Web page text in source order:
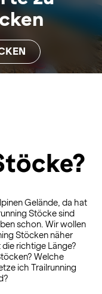
Gelände, da hat
Stöcke sind
schon. Wir wollen
Stöcken näher
richtige Länge?
Welche
ich Trailrunning